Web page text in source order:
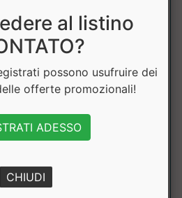
Picolinato
di grassi e carboidrati.
al listino
possono usufruire dei
offerte promozionali!
ADESSO
CHIUDI